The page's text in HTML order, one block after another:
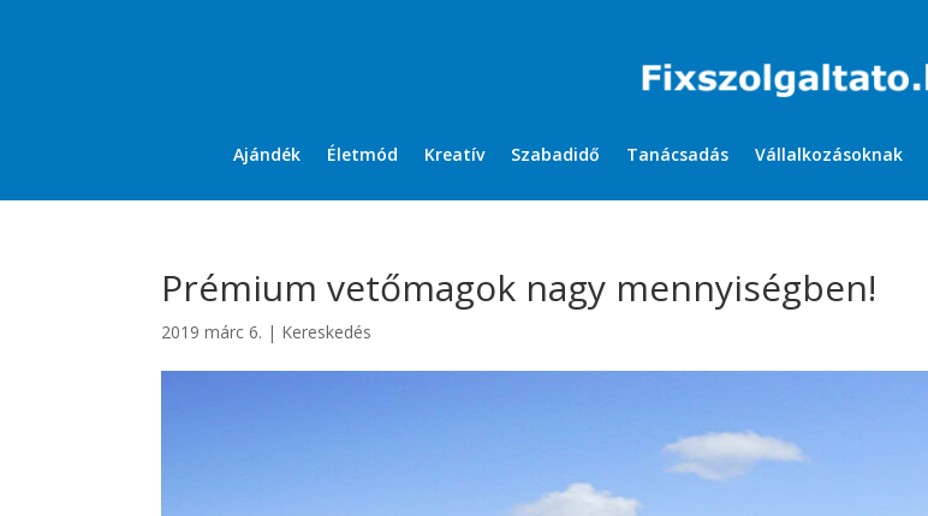
Ajándék Életmód Kreatív Szabadidő Tanácsadás Vállalkozásoknak
Prémium vetőmagok nagy mennyiségben!
2019 márc 6. | Kereskedés